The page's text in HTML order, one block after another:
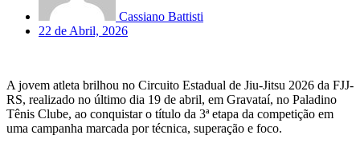
Cassiano Battisti
22 de Abril, 2026
A jovem atleta brilhou no Circuito Estadual de Jiu-Jitsu 2026 da FJJ-
RS, realizado no último dia 19 de abril, em Gravataí, no Paladino
Tênis Clube, ao conquistar o título da 3ª etapa da competição em
uma campanha marcada por técnica, superação e foco.